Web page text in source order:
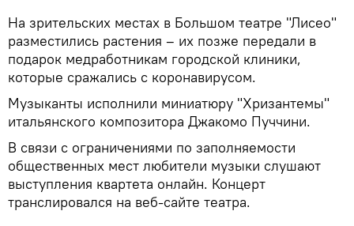
На зрительских местах в Большом театре "Лисео"
разместились растения – их позже передали в
подарок медработникам городской клиники,
которые сражались с коронавирусом.
Музыканты исполнили миниатюру "Хризантемы"
итальянского композитора Джакомо Пуччини.
В связи с ограничениями по заполняемости
общественных мест любители музыки слушают
выступления квартета онлайн. Концерт
транслировался на веб-сайте театра.